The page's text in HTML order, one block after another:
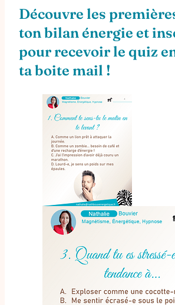
Découvre les
ton bilan énergie et
pour recevoir le quiz
ta boite mail !